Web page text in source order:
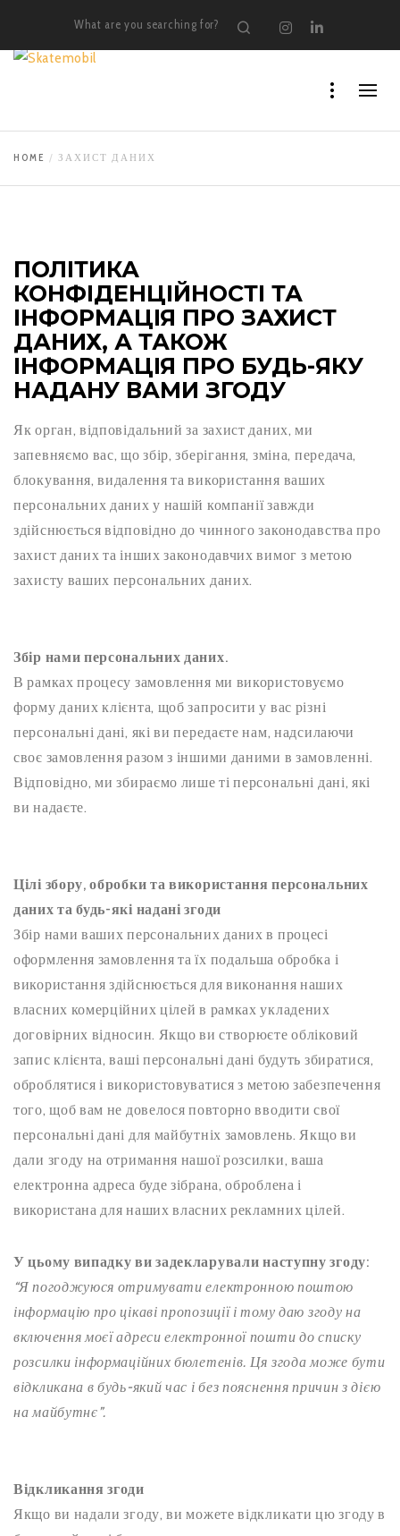
What are you searching for? SearchInstagram
HOME ЗАХИСТ ДАНИХ
ПОЛІТИКА
КОНФІДЕНЦІЙНОСТІ ТА
ІНФОРМАЦІЯ ПРО ЗАХИСТ
ДАНИХ, А ТАКОЖ
ІНФОРМАЦІЯ ПРО БУДЬ-ЯКУ
НАДАНУ ВАМИ ЗГОДУ
Як орган, відповідальний за захист даних, ми
запевняємо вас, що збір, зберігання, зміна, передача,
блокування, видалення та використання ваших
персональних даних у нашій компанії завжди
здійснюється відповідно до чинного законодавства про
захист даних та інших законодавчих вимог з метою
захисту ваших персональних даних.
Збір нами персональних даних.
В рамках процесу замовлення ми використовуємо
форму даних клієнта, щоб запросити у вас різні
персональні дані, які ви передаєте нам, надсилаючи
своє замовлення разом з іншими даними в замовленні.
Відповідно, ми збираємо лише ті персональні дані, які
ви надаєте.
Цілі збору, обробки та використання персональних
даних та будь-які надані згоди
Збір нами ваших персональних даних в процесі
оформлення замовлення та їх подальша обробка і
використання здійснюється для виконання наших
власних комерційних цілей в рамках укладених
договірних відносин. Якщо ви створюєте обліковий
запис клієнта, ваші персональні дані будуть збиратися,
оброблятися і використовуватися з метою забезпечення
того, щоб вам не довелося повторно вводити свої
персональні дані для майбутніх замовлень. Якщо ви
дали згоду на отримання нашої розсилки, ваша
електронна адреса буде зібрана, оброблена і
використана для наших власних рекламних цілей.
У цьому випадку ви задекларували наступну згоду:
“Я погоджуюся отримувати електронною поштою
інформацію про цікаві пропозиції і тому даю згоду на
включення моєї адреси електронної пошти до списку
розсилки інформаційних бюлетенів. Ця згода може бути
відкликана в будь-який час і без пояснення причин з дією
на майбутнє”.
Відкликання згоди
Якщо ви надали згоду, ви можете відкликати цю згоду в